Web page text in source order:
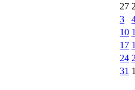
27
3
10
17
24
31